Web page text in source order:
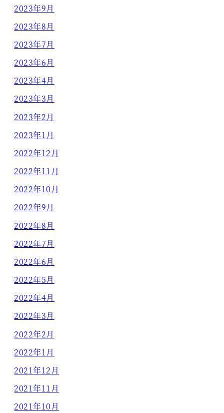
2023年9月
2023年8月
2023年7月
2023年6月
2023年4月
2023年3月
2023年2月
2023年1月
2022年12月
2022年11月
2022年10月
2022年9月
2022年8月
2022年7月
2022年6月
2022年5月
2022年4月
2022年3月
2022年2月
2022年1月
2021年12月
2021年11月
2021年10月